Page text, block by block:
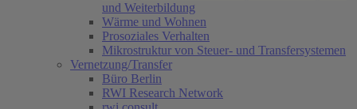
und Weiterbildung
Wärme und Wohnen
Prosoziales Verhalten
Mikrostruktur von Steuer- und Transfersystemen
Vernetzung/Transfer
Büro Berlin
RWI Research Network